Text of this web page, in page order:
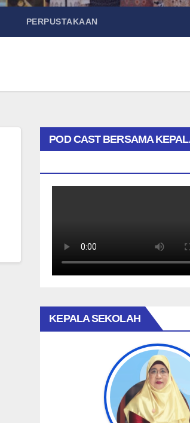
PERPUSTAKAAN
POD CAST BERSAMA
KEPALA SEKOLAH